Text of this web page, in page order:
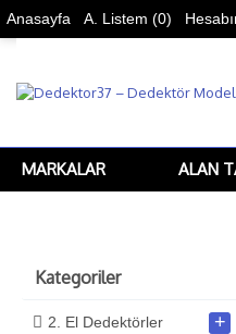
Anasayfa A. Listem (0)
MARKALAR ALAN
Kategoriler
2. El Dedektörler +